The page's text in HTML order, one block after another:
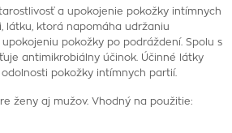
a upokojenie pokožky intímnych
látku, ktorá napomáha udržaniu
pokožky po podráždení. Spolu s
antimikrobiálny účinok. Účinné látky
pokožky intímnych partií.
ženy aj mužov. Vhodný na použitie: